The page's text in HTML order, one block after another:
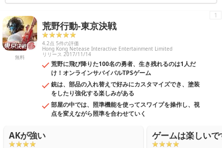
無料
荒野行動-東京決戦
4.2点 5件の評価
Hong Kong Netease Interactive Entertainment Limited
リリース 2017/11/14
荒野に飛び降りた100名の勇者、生き残れるのは1人だ
け！オンラインサバイバルTPSゲーム
銃は、部品の入れ替えで好みにカスタマイズでき、塗装
をしたり強化する楽しみがある
部屋の中では、照準機能を使ってスワイプを操作し、視
点を変えながら照準を合わせていく
1
AKが強い ゲームは楽しいで